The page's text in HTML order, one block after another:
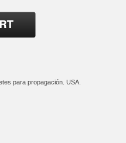
para propagación. USA.